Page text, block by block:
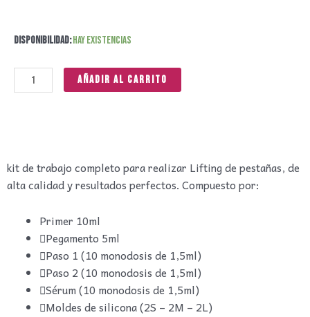
Disponibilidad:Hay existencias
Kit
Pestañas
Añadir al carrito
kit de trabajo completo para realizar Lifting de pestañas, de
alta calidad y resultados perfectos. Compuesto por:
Primer 10ml
Pegamento 5ml
Paso 1 (10 monodosis de 1,5ml)
Paso 2 (10 monodosis de 1,5ml)
Sérum (10 monodosis de 1,5ml)
Moldes de silicona (2S – 2M – 2L)